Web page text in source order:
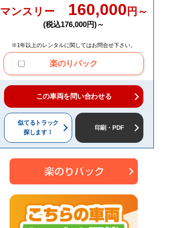
マンスリー 160,000 円～
(税込176,000円)～
※1年以上のレンタルに関してはお問合せ下さい。
楽のりパック
この車両を問い合わせる
似てるトラック
探します！
印刷・PDF